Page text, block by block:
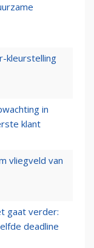
kleurstelling
in
klant
vliegveld van
gaat verder:
deadline